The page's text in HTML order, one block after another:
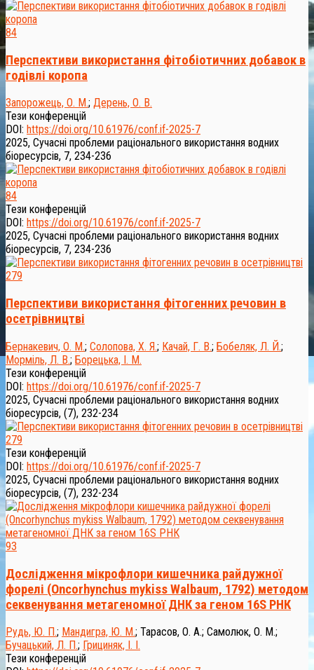
84
Перспективи використання фітобіотичних добавок в
годівлі коропа
Запорожець, О. М.; Дерень, О. В.
Тези конференцій
DOI: https://doi.org/10.61976/conf.if-2025-7
2025, Сучасні проблеми раціонального використання водних
біоресурсів, 7, 234-236
84
Тези конференцій
DOI: https://doi.org/10.61976/conf.if-2025-7
2025, Сучасні проблеми раціонального використання водних
біоресурсів, 7, 234-236
279
Перспективи використання фітогенних речовин в
осетрівництві
Бернакевич, О. М.; Солопова, Х. Я.; Качай, Г. В.; Бобеляк, Л. Й.;
Морміль, Л. В.; Борецька, І. М.
Тези конференцій
DOI: https://doi.org/10.61976/conf.if-2025-7
2025, Сучасні проблеми раціонального використання водних
біоресурсів, (7), 232-234
279
Тези конференцій
DOI: https://doi.org/10.61976/conf.if-2025-7
2025, Сучасні проблеми раціонального використання водних
біоресурсів, (7), 232-234
93
Дослідження мікрофлори кишечника райдужної
форелі (Oncorhynchus mykiss Walbaum, 1792) методом
секвенування метагеномної ДНК за геном 16S РНК
Рудь, Ю. П.; Мандигра, Ю. М.; Тарасов, О. А.; Самолюк, О. М.;
Бучацький, Л. П.; Грициняк, І. I.
Тези конференцій